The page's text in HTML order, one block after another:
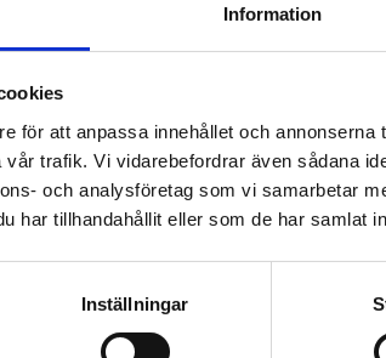
Information
för att anpassa innehållet och
trafik. Vi vidarebefordrar även sådana
och analysföretag som vi samarbetar
har tillhandahållit eller som de har samlat
Inställningar